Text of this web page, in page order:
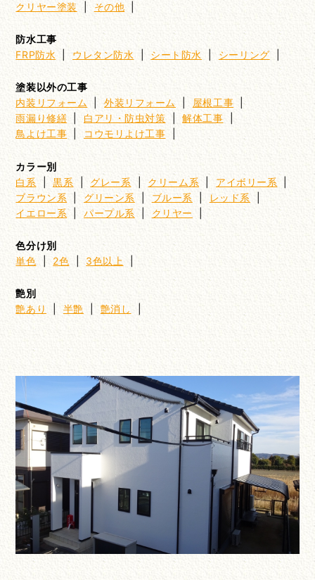
クリヤー塗装
その他
防水工事
FRP防水
ウレタン防水 シート防水 シーリング|
塗装以外の工事
内装リフォーム |外装リフォーム 屋根工事 |
雨漏り修繕
白アリ・防虫対策 |解体工事
鳥よけ工事
コウモリよけ工事
カラー別
白系 |黒系 グレー系 クリーム系 アイボリー系
ブラウン系
グリーン系 ブルー系 レッド系
イエロー系|パープル系 | クリヤー |
色分け別
単色
2色 3色以上
艶別
艶あり
半艶 艶消し